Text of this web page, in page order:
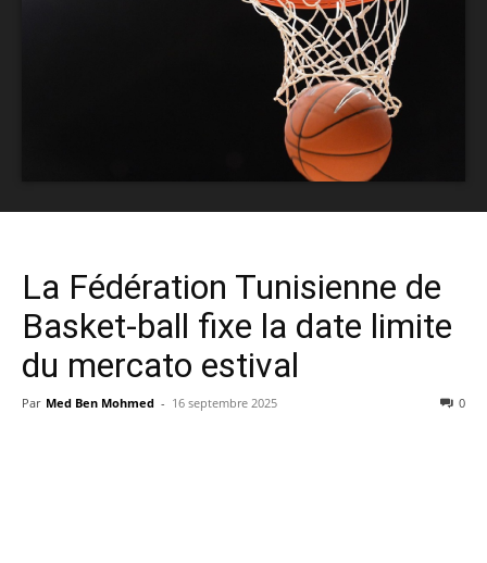
La Fédération Tunisienne de
Basket-ball fixe la date limite
du mercato estival
Par Med Ben Mohmed - 16 septembre 2025 0